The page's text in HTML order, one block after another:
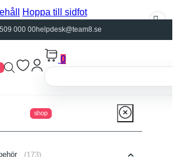
Hoppa till sidfot
000 00helpdesk@team8.se
0
shop
(173)